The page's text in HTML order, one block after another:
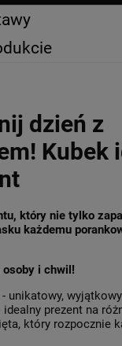
dzień z
Kubek
który nie tylko
każdemu
i chwil!
- unikatowy,
idealny prezent na
który rozpocznie